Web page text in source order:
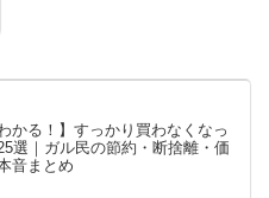
かる！】すっかり買わなくなっ
選｜ガル民の節約・断捨離・価
音まとめ